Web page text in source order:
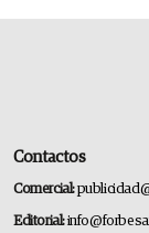
Contactos
Comercial:
Editorial: